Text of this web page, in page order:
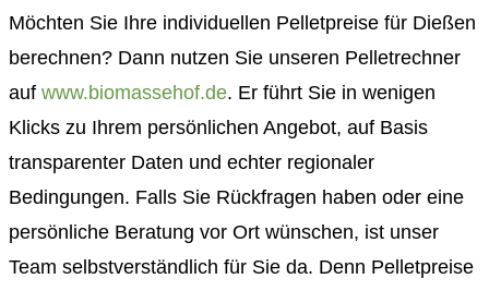
Möchten Sie Ihre individuellen Pelletpreise für Dießen
berechnen? Dann nutzen Sie unseren Pelletrechner
auf www.biomassehof.de. Er führt Sie in wenigen
Klicks zu Ihrem persönlichen Angebot, auf Basis
transparenter Daten und echter regionaler
Bedingungen. Falls Sie Rückfragen haben oder eine
persönliche Beratung vor Ort wünschen, ist unser
Team selbstverständlich für Sie da. Denn Pelletpreise